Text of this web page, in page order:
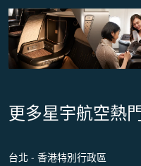
更多星宇航空熱
台北 - 香港特別行政區